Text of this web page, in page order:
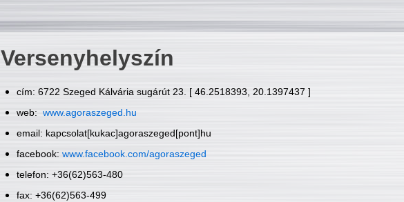
Versenyhelyszín
cím: 6722 Szeged Kálvária sugárút 23. [ 46.2518393, 20.1397437 ]
web: www.agoraszeged.hu
email: kapcsolat[kukac]agoraszeged[pont]hu
facebook: www.facebook.com/agoraszeged
telefon: +36(62)563-480
fax: +36(62)563-499